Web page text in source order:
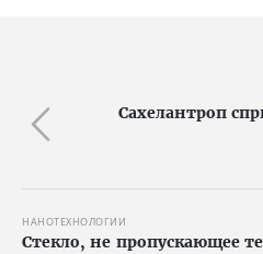
Сахелантроп
НАНОТЕХНОЛОГИИ
Стекло, не пропускающее